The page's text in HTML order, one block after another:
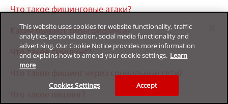
Что такое фишинговые атаки?
Какие бывают типы фишинга?
Что такое смишинг?
Что такое фишинг через социальные сети?
This website uses cookies for website functionality, traffic
analytics, personalization, social media functionality and
advertising. Our Cookie Notice provides more information
and explains how to amend your cookie settings. Learn
more
Cookies Settings Accept